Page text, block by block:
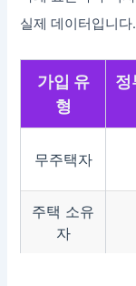
실제 데이터입니다.
가입 유
형
정
무주택자
주택 소유
자